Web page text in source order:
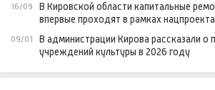
16/09
В Кировской области капитальные
впервые проходят в рамках нацпроекта
09/01
В администрации Кирова рассказали о
учреждений культуры в 2026 году